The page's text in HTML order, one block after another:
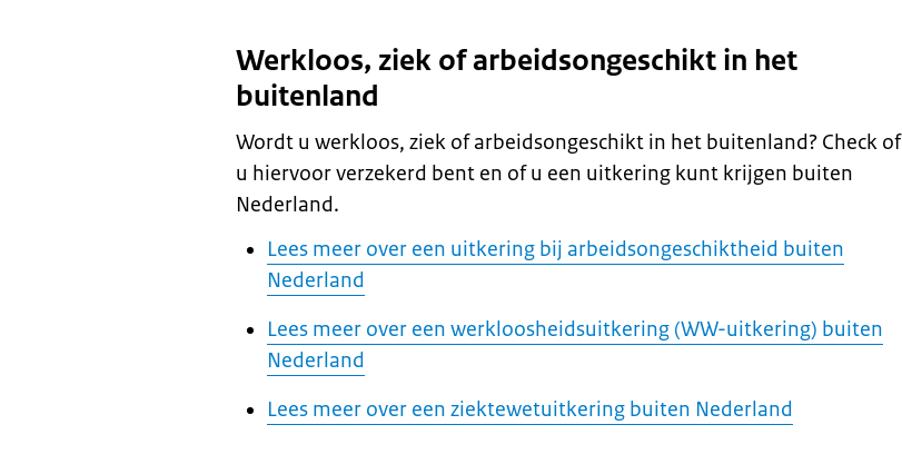
Werkloos, ziek of arbeidsongeschikt in het
buitenland
Wordt u werkloos, ziek of arbeidsongeschikt in het buitenland? Check of
u hiervoor verzekerd bent en of u een uitkering kunt krijgen buiten
Nederland.
Lees meer over een uitkering bij arbeidsongeschiktheid buiten
Nederland
Lees meer over een werkloosheidsuitkering (WW-uitkering) buiten
Nederland
Lees meer over een ziektewetuitkering buiten Nederland